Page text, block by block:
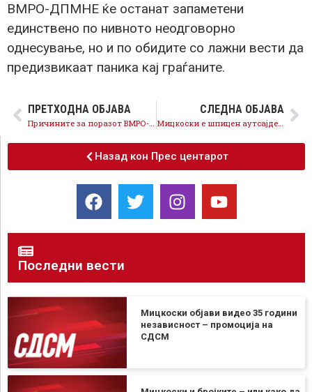
ВМРО-ДПМНЕ ќе останат запаметени
единствено по нивното неодговорно
однесување, но и по обидите со лажни вести да
предизвикаат паника кај граѓаните.
ПРЕТХОДНА ОБЈАВА
Причините за поразот ВМРО-ДПМНЕ и Мицкоски да ги бараат кај нив, на слободни, фер и демократски избори победи концептот на СДСМ и Коалицијата „Можеме“
СЛЕДНА ОБЈАВА
Мицкоски е шпицен аутсајдер, после трет пораз на избори одбива да се помири дека граѓаните не ги поддржуваат неговите груевистички политики
Назад кон Прес центарот
Последни вести
Мицкоски објави видео 35 години
независност – промоција на
СДСМ